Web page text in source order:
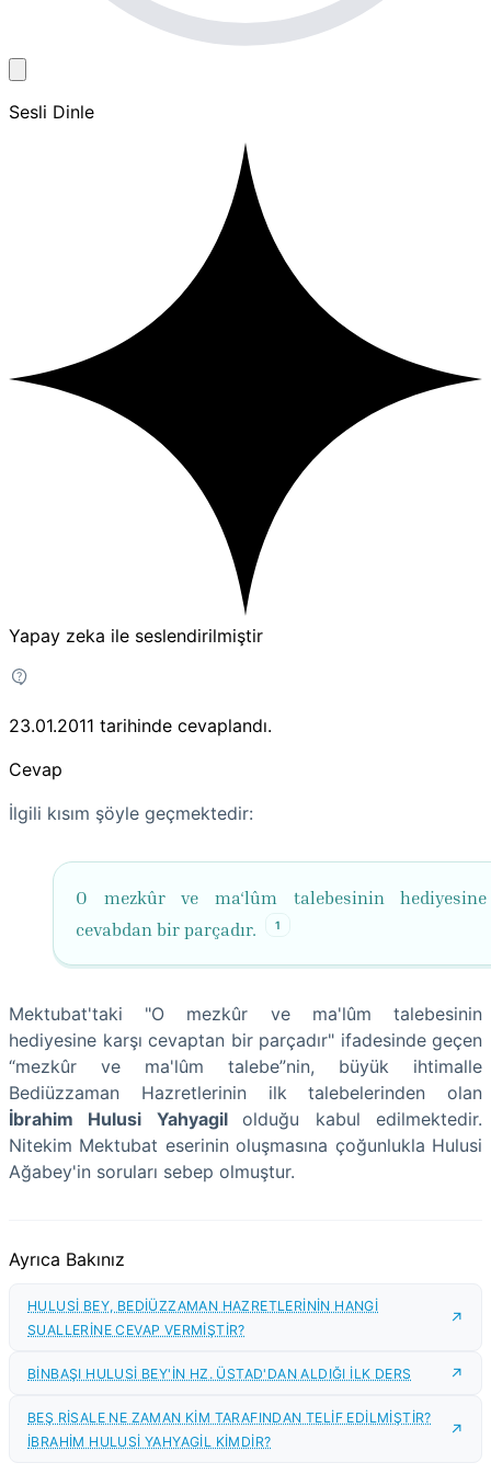
Sesli Dinle
Yapay zeka ile seslendirilmiştir
23.01.2011 tarihinde cevaplandı.
Cevap
İlgili kısım şöyle geçmektedir:
O mezkûr ve ma‘lûm talebesinin
cevabdan bir parçadır.
1
Mektubat'taki "O mezkûr ve ma'lûm talebesinin
hediyesine karşı cevaptan bir parçadır" ifadesinde geçen
“mezkûr ve ma'lûm talebe”nin, büyük ihtimalle
Bediüzzaman Hazretlerinin ilk talebelerinden olan
İbrahim Hulusi Yahyagilolduğu kabul edilmektedir.
Nitekim Mektubat eserinin oluşmasına çoğunlukla Hulusi
Ağabey'in soruları sebep olmuştur.
Ayrıca Bakınız
HULUSİ BEY, BEDİÜZZAMAN HAZRETLERİNİN HANGİ
SUALLERİNE CEVAP VERMİŞTİR?
BİNBAŞI HULUSİ BEY'İN HZ. ÜSTAD'DAN ALDIĞI İLK DERS
BEŞ RİSALE NE ZAMAN KİM TARAFINDAN TELİF EDİLMİŞTİR?
İBRAHİM HULUSİ YAHYAGİL KİMDİR?